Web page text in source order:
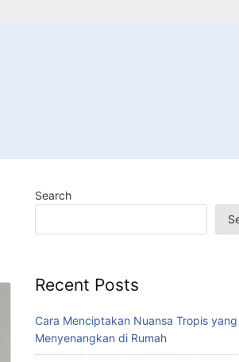
Search
Recent Posts
Cara Menciptakan Nuansa Tropis yang
Menyenangkan di Rumah